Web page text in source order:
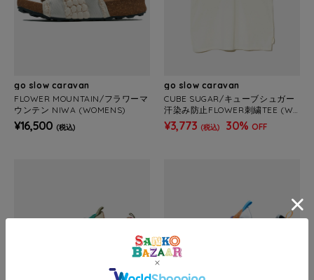
go slow caravan
FLOWER MOUNTAIN/フラワーマ
ウンテン NIWA (WOMENS)
¥16,500 (税込)
go slow caravan
CUBE SUGAR/キューブシュガー
汗染み防止FLOWER刺繍TEE (WO
MENS)
¥3,773 (税込) 30% OFF